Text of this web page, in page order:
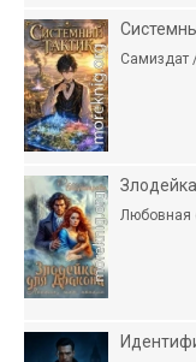
Самиздат
Любовная